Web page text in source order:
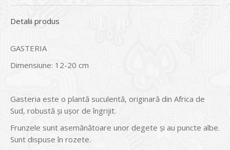
Detalii produs
GASTERIA
Dimensiune: 12-20 cm
Gasteria este o plantă suculentă, originară din Africa de
Sud, robustă și ușor de îngrijit.
Frunzele sunt asemănătoare unor degete și au puncte albe.
Sunt dispuse în rozete.